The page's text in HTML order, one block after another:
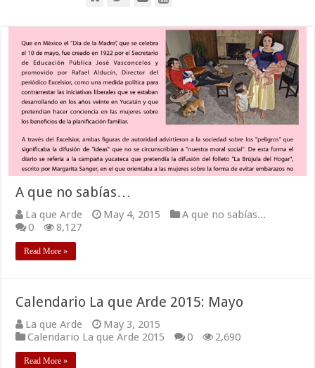
A que no sabías…
La que Arde May 4, 2015
A que no sabías...
0
8,127
Read More »
Calendario La que Arde 2015: Mayo
La que Arde
May 3, 2015
Calendario La que Arde 2015
0 2,690
Read More »